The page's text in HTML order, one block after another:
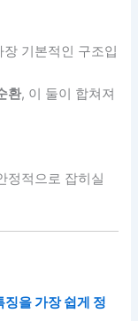
기본적인 구조입
환, 이 둘이 합쳐져
정적으로 잡히실
징을 가장 쉽게 정